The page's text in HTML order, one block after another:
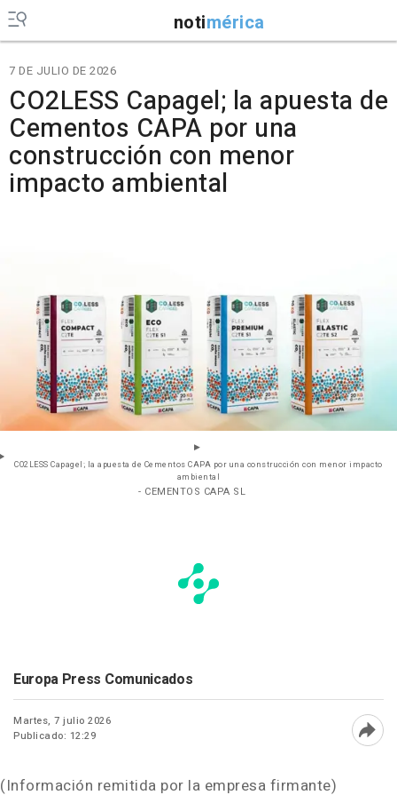
notimérica
7 DE JULIO DE 2026
CO2LESS Capagel; la apuesta de
Cementos CAPA por una
construcción con menor
impacto ambiental
CO2LESS Capagel; la apuesta de Cementos CAPA por una construcción con menor impacto
ambiental
- CEMENTOS CAPA SL
Europa Press Comunicados
Martes, 7 julio 2026
Publicado: 12:29
(Información remitida por la empresa firmante)